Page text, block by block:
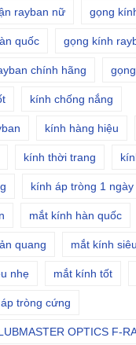
rayban nữ gọng
quốc gọng kính
chính hãng
kính chống nắng
kính hàng hiệu
kính thời trang
kính áp tròng 1 ngày
mắt kính hàn quốc
quang mắt kính
nhẹ mắt kính tốt
tròng cứng
OPTICS F-